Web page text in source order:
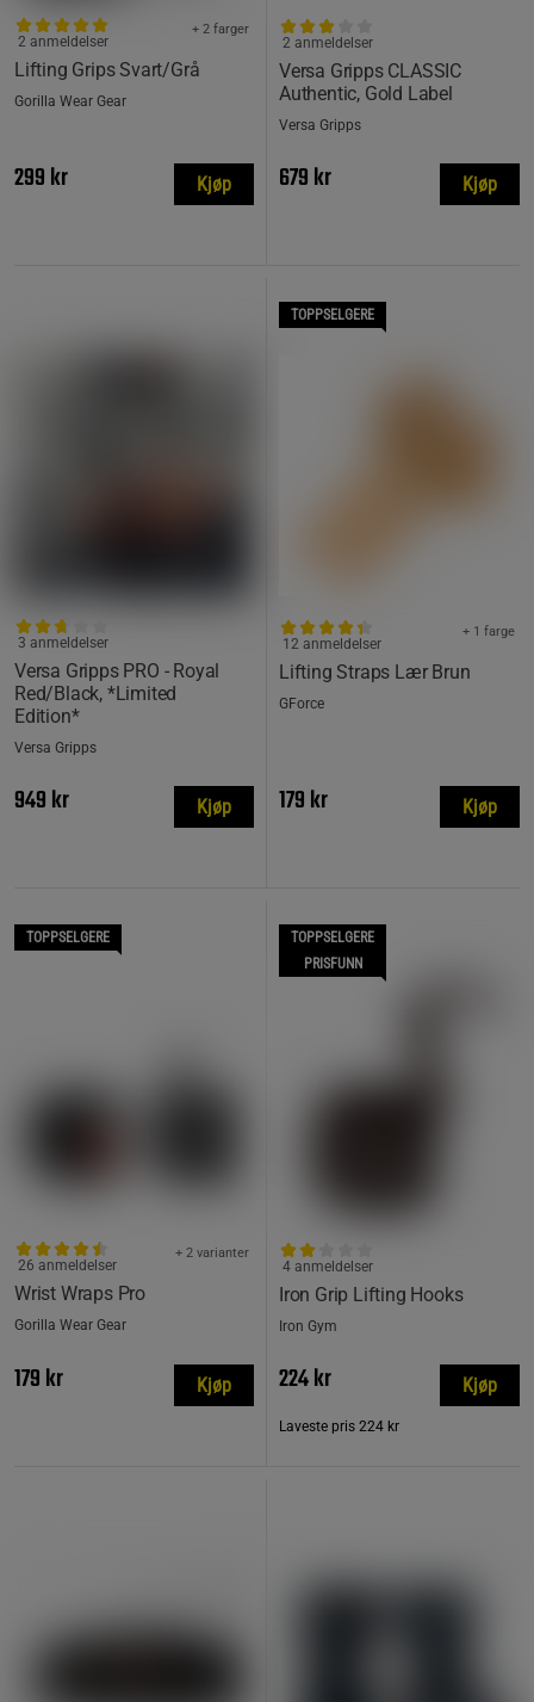
Lifting Grips Svart/Grå
+ 2 farger
2 anmeldelser
Gorilla Wear Gear
299 kr Kjøp
Versa Gripps CLASSIC
Authentic, Gold Label
2 anmeldelser
Versa Gripps
679 kr Kjøp
Versa Gripps PRO - Royal
Red/Black, *Limited
Edition*
3 anmeldelser
Versa Gripps
949 kr Kjøp
TOPPSELGERE
Lifting Straps Lær Brun
+ 1 farge
12 anmeldelser
GForce
179 kr Kjøp
TOPPSELGERE
Wrist Wraps Pro
+ 2 varianter
26 anmeldelser
Gorilla Wear Gear
179 kr Kjøp
TOPPSELGERE
PRISFUNN
Iron Grip Lifting Hooks
4 anmeldelser
Iron Gym
224 kr
Laveste pris 224 kr
Kjøp